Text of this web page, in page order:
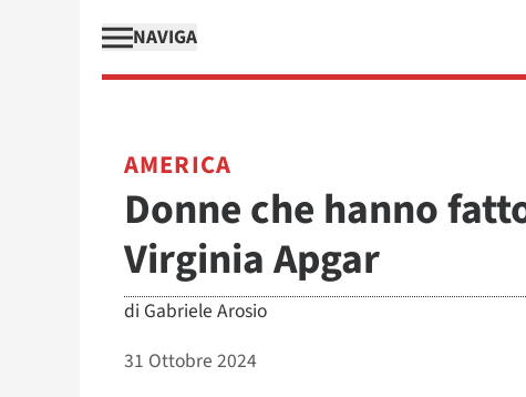
NAVIGA
AMERICA
Donne che hanno
Virginia Apgar
di Gabriele Arosio
31 Ottobre 2024